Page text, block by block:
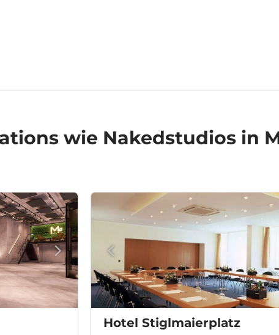
wie Nakedstudios in
Hotel Stiglmaierplatz